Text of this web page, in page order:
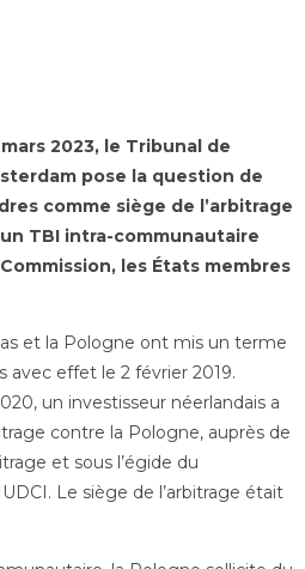
2023, le Tribunal de
pose la question de
comme siège de l’arbitrage
TBI intra-communautaire
les États membres
et la Pologne ont mis un terme
avec effet le 2 février 2019.
un investisseur néerlandais a
contre la Pologne, auprès de
et sous l’égide du
Le siège de l’arbitrage était